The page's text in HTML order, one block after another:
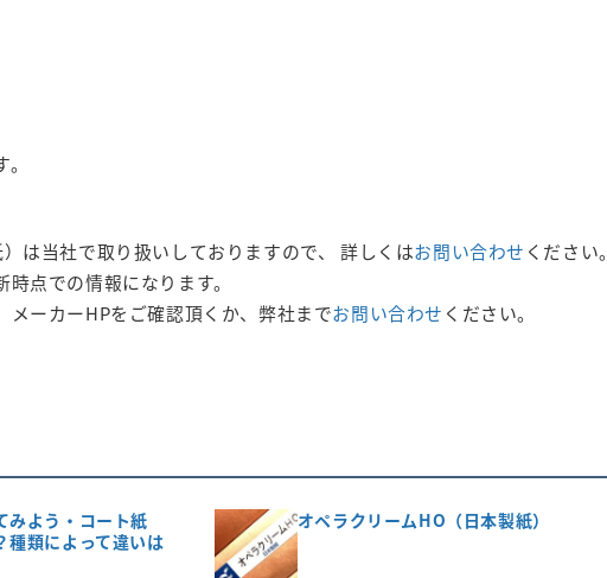
は当社で取り扱いしておりますので、 詳しくはお問い合わせ ください。
点での情報になります。
メーカーHPをご確認頂くか、弊社までお問い合わせ ください。
みよう・コート紙
種類によって違いは
オペラクリームHO（日本製紙）